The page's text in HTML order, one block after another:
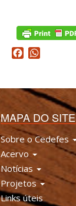
Facebook
MAPA DO SITE
Sobre o Cedefes
Acervo
Notícias
Projetos
Links úteis